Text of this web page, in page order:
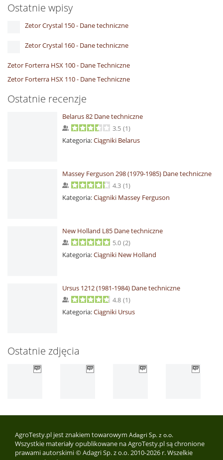
Ostatnie wpisy
Zetor Crystal 150 - Dane techniczne
Zetor Crystal 160 - Dane techniczne
Zetor Forterra HSX 100 - Dane Techniczne
Zetor Forterra HSX 110 - Dane Techniczne
Ostatnie recenzje
Belarus 82 Dane techniczne
3.5 (1)
Kategoria:Ciągniki Belarus
Massey Ferguson 298 (1979-1985) Dane techniczne
4.3 (1)
Kategoria:Ciągniki Massey Ferguson
New Holland L85 Dane techniczne
5.0 (2)
Kategoria:Ciągniki New Holland
Ursus 1212 (1981-1984) Dane techniczne
4.8 (1)
Kategoria:Ciągniki Ursus
Ostatnie zdjęcia
AgroTesty.pl jest znakiem towarowym Adagri Sp. z o.o.
Wszystkie materiały opublikowane na AgroTesty.pl są chronione
prawami autorskimi © Adagri Sp. z o.o. 2010-2026 r. Wszelkie